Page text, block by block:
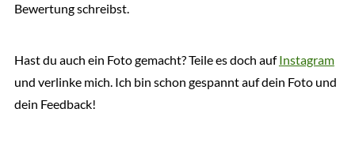
Bewertung schreibst.
Hast du auch ein Foto gemacht? Teile es doch aufInstagram
und verlinke mich. Ich bin schon gespannt auf dein Foto und
dein Feedback!